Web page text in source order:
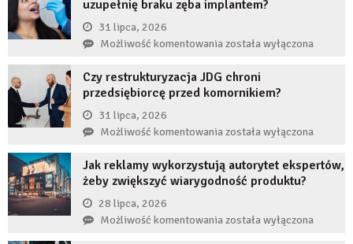
uzupełnię braku zęba implantem?
31 lipca, 2026
Możliwość komentowaniaCo
stanie,
jeśli
długi
uzupełnię
implantem?
została wyłączona
Czy restrukturyzacja JDG chroni
przedsiębiorcę przed komornikiem?
31 lipca, 2026
Możliwość komentowaniaCzy
JDG
chroni
przed
komornikiem?
została wyłączona
Jak reklamy wykorzystują autorytet ekspertów,
żeby zwiększyć wiarygodność produktu?
28 lipca, 2026
Możliwość komentowaniaJak
została wyłączona